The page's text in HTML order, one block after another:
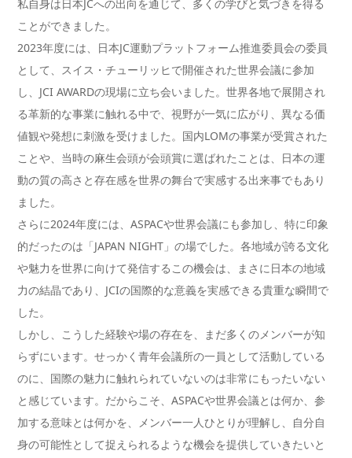
私自身は日本JCへの出向を通じて、多くの学びと気づきを得る
ことができました。
2023年度には、日本JC運動プラットフォーム推進委員会の委員
として、スイス・チューリッヒで開催された世界会議に参加
し、JCI AWARDの現場に立ち会いました。世界各地で展開され
る革新的な事業に触れる中で、視野が一気に広がり、異なる価
値観や発想に刺激を受けました。国内LOMの事業が受賞された
ことや、当時の麻生会頭が会頭賞に選ばれたことは、日本の運
動の質の高さと存在感を世界の舞台で実感する出来事でもあり
ました。
さらに2024年度には、ASPACや世界会議にも参加し、特に印象
的だったのは「JAPAN NIGHT」の場でした。各地域が誇る文化
や魅力を世界に向けて発信するこの機会は、まさに日本の地域
力の結晶であり、JCIの国際的な意義を実感できる貴重な瞬間で
した。
しかし、こうした経験や場の存在を、まだ多くのメンバーが知
らずにいます。せっかく青年会議所の一員として活動している
のに、国際の魅力に触れられていないのは非常にもったいない
と感じています。だからこそ、ASPACや世界会議とは何か、参
加する意味とは何かを、メンバー一人ひとりが理解し、自分自
身の可能性として捉えられるような機会を提供していきたいと